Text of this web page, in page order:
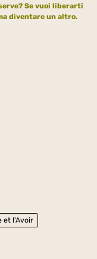
Se vuoi liberarti
diventare un altro.
et l'Avoir